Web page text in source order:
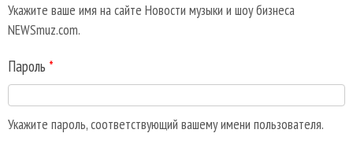
Укажите ваше имя на сайте Новости музыки и шоу бизнеса
NEWSmuz.com.
Пароль *
Укажите пароль, соответствующий вашему имени пользователя.